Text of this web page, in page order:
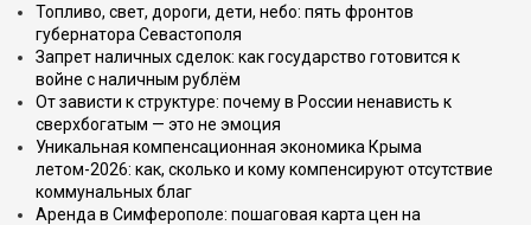
Топливо, свет, дороги, дети, небо: пять фронтов
губернатора Севастополя
Запрет наличных сделок: как государство готовится к
войне с наличным рублём
От зависти к структуре: почему в России ненависть к
сверхбогатым — это не эмоция
Уникальная компенсационная экономика Крыма
летом-2026: как, сколько и кому компенсируют отсутствие
коммунальных благ
Аренда в Симферополе: пошаговая карта цен на